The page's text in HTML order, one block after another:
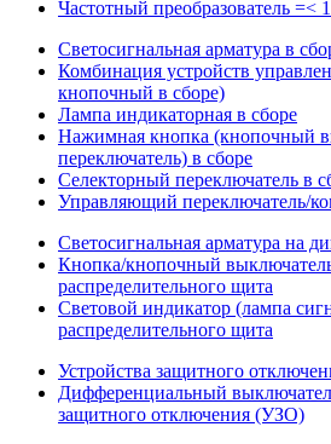
Частотный преобразователь =<
Светосигнальная арматура в
Комбинация устройств
кнопочный в сборе)
Лампа индикаторная в сборе
Нажимная кнопка (кнопочный
переключатель) в сборе
Селекторный переключатель в
Управляющий переключатель/
Светосигнальная арматура на
Кнопка/кнопочный
распределительного щита
Световой индикатор (лампа
распределительного щита
Устройства защитного
Дифференциальный
защитного отключения (УЗО)